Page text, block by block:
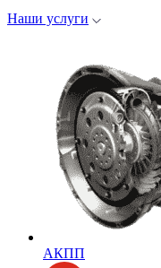
Наши услуги
АКПП